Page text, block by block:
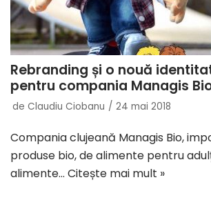
Rebranding și o nouă
pentru compania Managis
de Claudiu Ciobanu 24 mai 2018
Compania clujeană Managis Bio,
produse bio, de alimente pentru
alimente… Citește mai mult »